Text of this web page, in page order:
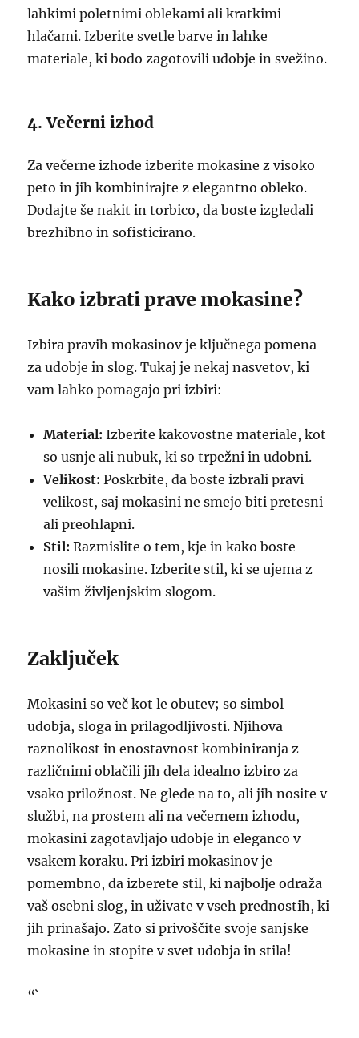
lahkimi poletnimi oblekami ali kratkimi
hlačami. Izberite svetle barve in lahke
materiale, ki bodo zagotovili udobje in svežino.
4. Večerni izhod
Za večerne izhode izberite mokasine z visoko
peto in jih kombinirajte z elegantno obleko.
Dodajte še nakit in torbico, da boste izgledali
brezhibno in sofisticirano.
Kako izbrati prave mokasine?
Izbira pravih mokasinov je ključnega pomena
za udobje in slog. Tukaj je nekaj nasvetov, ki
vam lahko pomagajo pri izbiri:
Material: Izberite kakovostne materiale, kot
so usnje ali nubuk, ki so trpežni in udobni.
Velikost: Poskrbite, da boste izbrali pravi
velikost, saj mokasini ne smejo biti pretesni
ali preohlapni.
Stil: Razmislite o tem, kje in kako boste
nosili mokasine. Izberite stil, ki se ujema z
vašim življenjskim slogom.
Zaključek
Mokasini so več kot le obutev; so simbol
udobja, sloga in prilagodljivosti. Njihova
raznolikost in enostavnost kombiniranja z
različnimi oblačili jih dela idealno izbiro za
vsako priložnost. Ne glede na to, ali jih nosite v
službi, na prostem ali na večernem izhodu,
mokasini zagotavljajo udobje in eleganco v
vsakem koraku. Pri izbiri mokasinov je
pomembno, da izberete stil, ki najbolje odraža
vaš osebni slog, in uživate v vseh prednostih, ki
jih prinašajo. Zato si privoščite svoje sanjske
mokasine in stopite v svet udobja in stila!
“`